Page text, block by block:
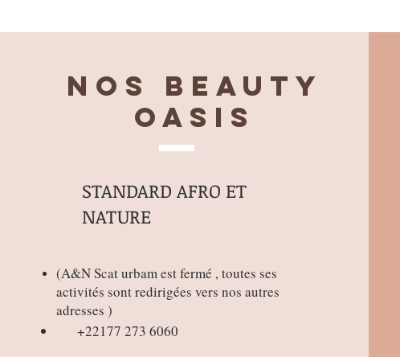
Nos BEAUTY
OASIS
STANDARD AFRO ET
NATURE
(A&N Scat urbam est fermé , toutes ses
activités sont redirigées vers nos autres
adresses )
+22177 273 6060